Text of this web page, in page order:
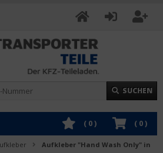
SUCHEN
( 0)
( 0)
Aufkleber "Hand Wash Only" in